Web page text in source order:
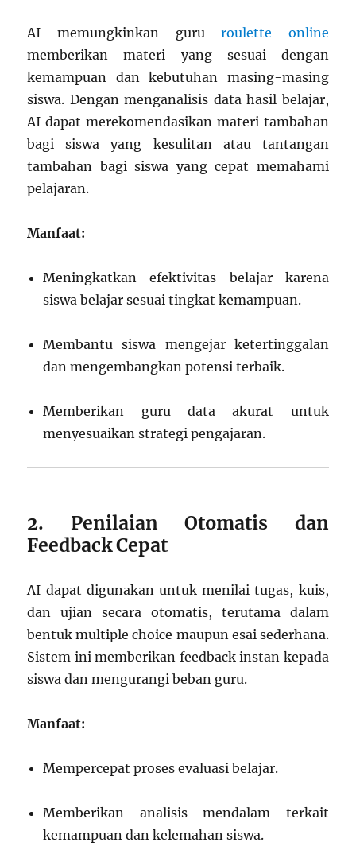
AI memungkinkan gururoulette online
memberikan materi yang sesuai dengan
kemampuan dan kebutuhan masing-masing
siswa. Dengan menganalisis data hasil belajar,
AI dapat merekomendasikan materi tambahan
bagi siswa yang kesulitan atau tantangan
tambahan bagi siswa yang cepat memahami
pelajaran.
Manfaat:
Meningkatkan efektivitas belajar karena
siswa belajar sesuai tingkat kemampuan.
Membantu siswa mengejar ketertinggalan
dan mengembangkan potensi terbaik.
Memberikan guru data akurat untuk
menyesuaikan strategi pengajaran.
2. Penilaian Otomatis dan
Feedback Cepat
AI dapat digunakan untuk menilai tugas, kuis,
dan ujian secara otomatis, terutama dalam
bentuk multiple choice maupun esai sederhana.
Sistem ini memberikan feedback instan kepada
siswa dan mengurangi beban guru.
Manfaat:
Mempercepat proses evaluasi belajar.
Memberikan analisis mendalam terkait
kemampuan dan kelemahan siswa.